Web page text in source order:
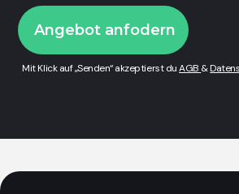
Mit Klick auf „Senden“ akzeptierst duAGB &